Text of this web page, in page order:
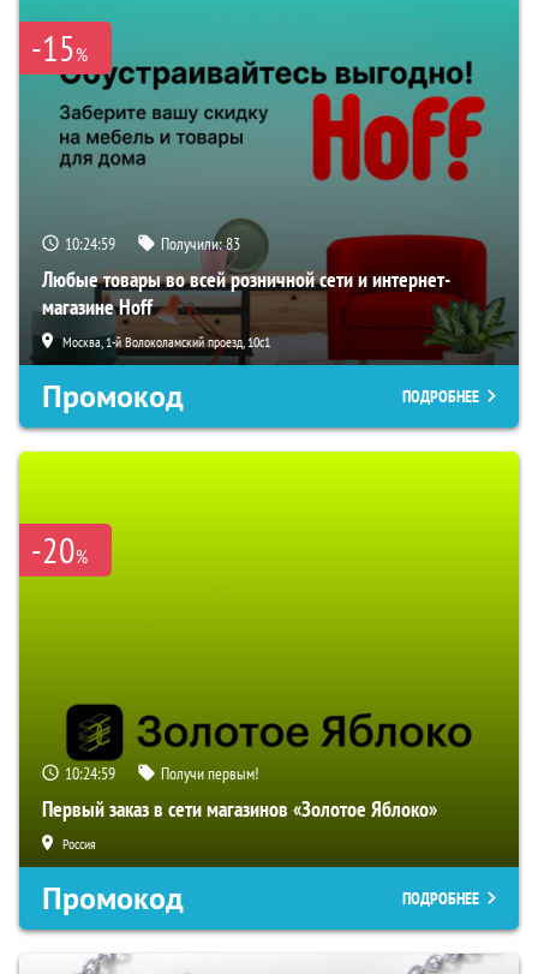
-15%
10:24:58 Получили:83
Любые товары во всей розничной сети и интернет-
магазине Hoff
Москва, 1-й Волоколамский проезд, 10с1
Промокод ПОДРОБНЕЕ
-20%
10:24:58 Получи первым!
Первый заказ в сети магазинов «Золотое Яблоко»
Россия
Промокод ПОДРОБНЕЕ